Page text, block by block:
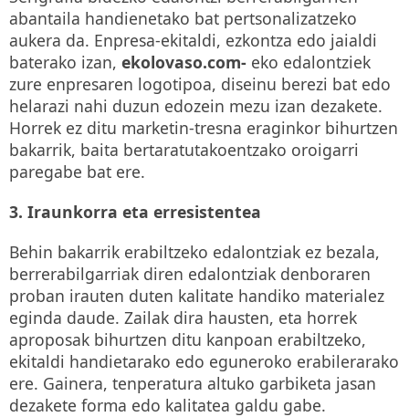
abantaila handienetako bat pertsonalizatzeko
aukera da. Enpresa-ekitaldi, ezkontza edo jaialdi
baterako izan, ekolovaso.com- eko edalontziek
zure enpresaren logotipoa, diseinu berezi bat edo
helarazi nahi duzun edozein mezu izan dezakete.
Horrek ez ditu marketin-tresna eraginkor bihurtzen
bakarrik, baita bertaratutakoentzako oroigarri
paregabe bat ere.
3. Iraunkorra eta erresistentea
Behin bakarrik erabiltzeko edalontziak ez bezala,
berrerabilgarriak diren edalontziak denboraren
proban irauten duten kalitate handiko materialez
eginda daude. Zailak dira hausten, eta horrek
aproposak bihurtzen ditu kanpoan erabiltzeko,
ekitaldi handietarako edo eguneroko erabilerarako
ere. Gainera, tenperatura altuko garbiketa jasan
dezakete forma edo kalitatea galdu gabe.